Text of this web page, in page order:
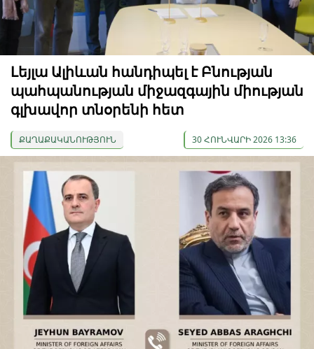
Լեյլա Ալիևան հանդիպել է Բնության
պահպանության միջազգային միության
գլխավոր տնօրենի հետ
ՔԱՂԱՔԱԿԱՆՈՒԹՅՈՒՆ 30 ՀՈՒՆՎԱՐԻ 2026 13:36